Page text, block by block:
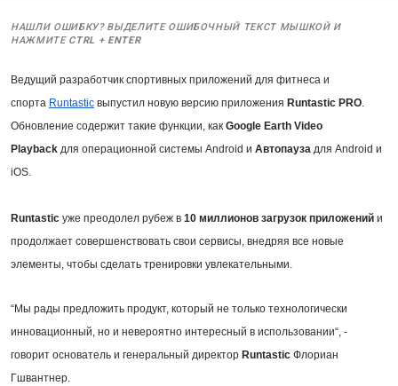
НАШЛИ ОШИБКУ? ВЫДЕЛИТЕ ОШИБОЧНЫЙ ТЕКСТ МЫШКОЙ И
НАЖМИТЕ CTRL + ENTER
Ведущий разработчик спортивных приложений для фитнеса и
спорта Runtastic выпустил новую версию приложения Runtastic PRO.
Обновление содержит такие функции, как Google Earth Video
Playback для операционной системы Android и Автопауза для Android и
iOS.
Runtastic уже преодолел рубеж в 10 миллионов загрузок приложений и
продолжает совершенствовать свои сервисы, внедряя все новые
элементы, чтобы сделать тренировки увлекательными.
“Мы рады предложить продукт, который не только технологически
инновационный, но и невероятно интересный в использовании“, -
говорит основатель и генеральный директор Runtastic Флориан
Гшвантнер.